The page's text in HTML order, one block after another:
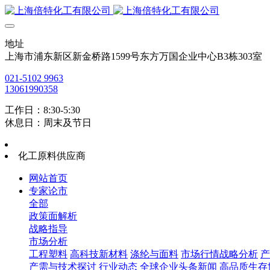
地址
上海市浦东新区新金桥路1599号东方万国企业中心B3栋303室
021-5102 9963
13061990358
工作日：8:30-5:30
休息日：周末及节日
化工原料供应商
网站首页
专家论市
全部
政策面解析
战略指导
市场分析
工程塑料 高科技新材料 涤纶与面料 市场行情战略分析
产需与技术探讨 行业动态 全球企业头条新闻 高品质生存